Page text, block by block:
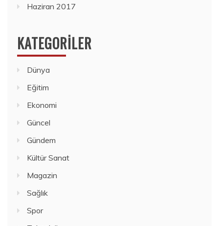
Haziran 2017
KATEGORILER
Dünya
Eğitim
Ekonomi
Güncel
Gündem
Kültür Sanat
Magazin
Sağlık
Spor